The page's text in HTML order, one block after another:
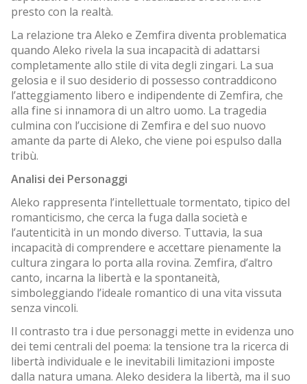
presto con la realtà.
La relazione tra Aleko e Zemfira diventa problematica
quando Aleko rivela la sua incapacità di adattarsi
completamente allo stile di vita degli zingari. La sua
gelosia e il suo desiderio di possesso contraddicono
l’atteggiamento libero e indipendente di Zemfira, che
alla fine si innamora di un altro uomo. La tragedia
culmina con l’uccisione di Zemfira e del suo nuovo
amante da parte di Aleko, che viene poi espulso dalla
tribù.
Analisi dei Personaggi
Aleko rappresenta l’intellettuale tormentato, tipico del
romanticismo, che cerca la fuga dalla società e
l’autenticità in un mondo diverso. Tuttavia, la sua
incapacità di comprendere e accettare pienamente la
cultura zingara lo porta alla rovina. Zemfira, d’altro
canto, incarna la libertà e la spontaneità,
simboleggiando l’ideale romantico di una vita vissuta
senza vincoli.
Il contrasto tra i due personaggi mette in evidenza uno
dei temi centrali del poema: la tensione tra la ricerca di
libertà individuale e le inevitabili limitazioni imposte
dalla natura umana. Aleko desidera la libertà, ma il suo